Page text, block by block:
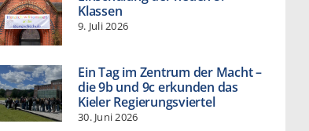
Klassen
9. Juli 2026
Ein Tag im Zentrum der Macht –
die 9b und 9c erkunden das
Kieler Regierungsviertel
30. Juni 2026